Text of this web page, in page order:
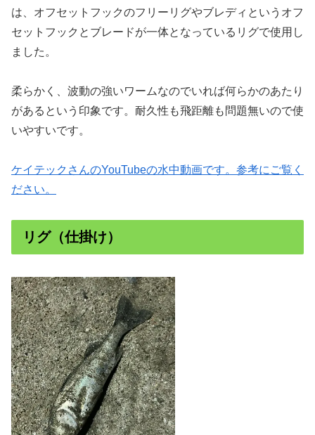
は、オフセットフックのフリーリグやブレディというオフ
セットフックとブレードが一体となっているリグで使用し
ました。
柔らかく、波動の強いワームなのでいれば何らかのあたり
があるという印象です。耐久性も飛距離も問題無いので使
いやすいです。
ケイテックさんのYouTubeの水中動画です。参考にご覧く
ださい。
リグ（仕掛け）